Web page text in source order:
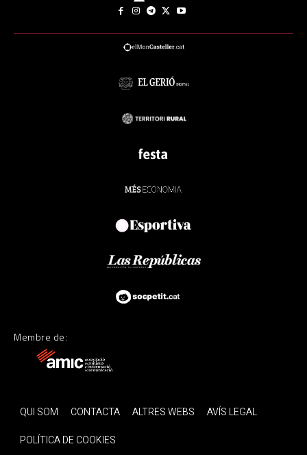
Membre de:
QUI SOM CONTACTA ALTRES WEBS
AVÍS LEGAL
POLÍTICA DE COOKIES